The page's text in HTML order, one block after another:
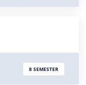
8 SEMESTER